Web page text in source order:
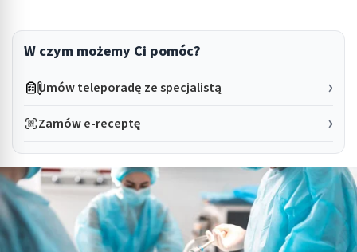
W czym możemy Ci pomóc?
Umów teleporadę ze specjalistą
Zamów e-receptę